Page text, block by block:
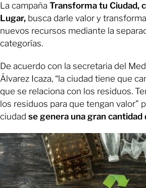
La campaña Transforma tu Ciudad,
Lugar, busca darle valor y
nuevos recursos mediante la
categorías.
De acuerdo con la secretaria del
Álvarez Icaza, “la ciudad tiene que
que se relaciona con los residuos.
los residuos para que tengan valor”
ciudad se genera una gran cantidad